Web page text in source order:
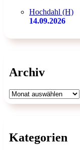
Hochdahl (H)
14.09.2026
Archiv
Archiv
Kategorien